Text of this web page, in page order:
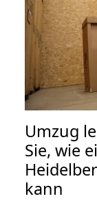
Umzug
Sie, wie
kann